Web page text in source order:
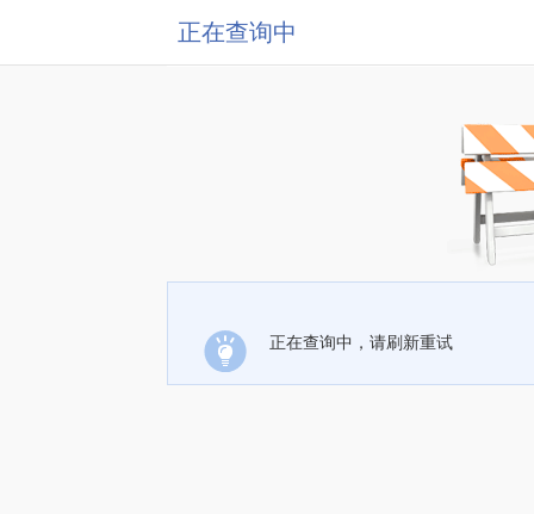
正在查询中
正在查询中，请刷新重试